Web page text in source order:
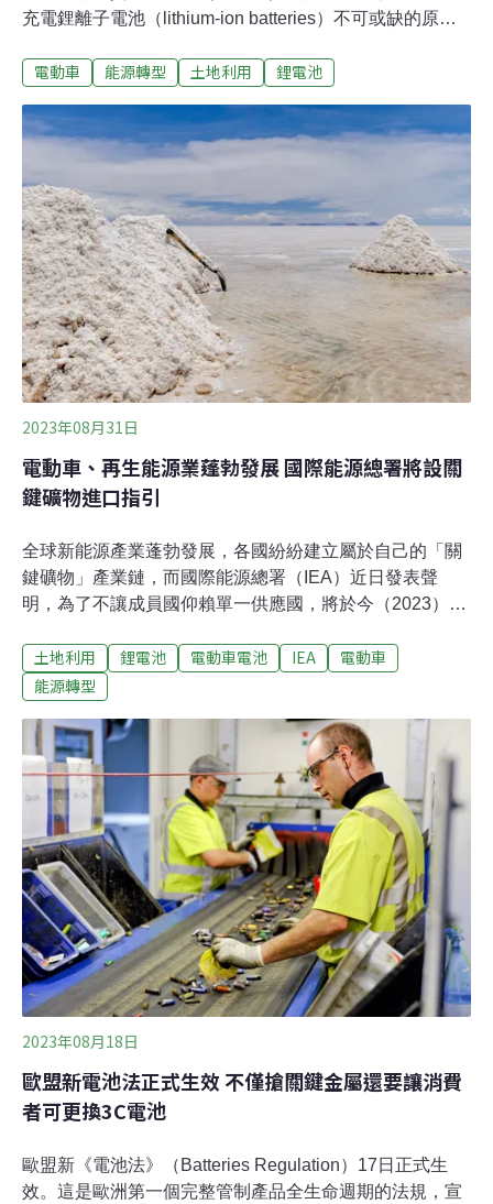
充電鋰離子電池（lithium-ion batteries）不可或缺的原
的重要元素。根據《美國公共電視網》（PBS）闡述，美
（Inflation Reduction Act of 2022）承諾增加對電動車的
補貼，該法案成為美國境內對電動車需求增加的原因之
動汽車的發展與轉型。不過這種情形有機會迎來轉變，美
國《哥倫比亞廣播公司新聞網》（CBS News）便表示，
位於加州（State of California）的內陸鹽水湖「索爾頓
湖」（Salton Sea）蘊含大量鋰礦，美國礦業公司
「EnergySource Minerals」及美國跨
電動車 能源轉型 土地利用 鋰電池
2023年08月31日
電動車、再生能源業蓬勃發展 國際能源總署將設關
鍵礦物進口指引
全球新能源產業蓬勃發展，各國紛紛建立屬於自己的「關
鍵礦物」產業鏈，而國際能源總署（IEA）近日發表聲
明，為了不讓成員國仰賴單一供應國，將於今（2023）年
的目標。IEA將設關鍵礦物進口指引中國在關鍵礦物中具
有影響力，而它們也有最多的出口限制措施。經濟合作暨
出口關鍵礦物的命令上居冠。這個限制命令使得市場上的
再生能源所需要的原物料變得不足，進而推升了價格。從
數據上來看，截至2020年年底，已經有超過1.3萬項的限
制命令，在過去10年內增加了4倍。《金融時報》按其價
值估算，全球關鍵原料的1/10中至有都面臨到一項限制命
令。經濟合作暨發展組織強調，數據是2020年，若加上近
年來的數據，將看到有更多的限制法規介入。受到電動
車、再生能源設備等產業蓬勃發展，這些產業所需的關鍵
礦物的需求攀升。IEA目前正
土地利用 鋰電池 電動車電池 IEA
電動車
能源轉型
2023年08月18日
歐盟新電池法正式生效 不僅搶關鍵金屬還要讓消費
者可更換3C電池
歐盟新《電池法》（Batteries Regulation）17日正式生
效。這是歐洲第一個完整管制產品全生命週期的法規，宣